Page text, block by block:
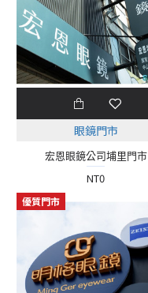
眼鏡門市
宏恩眼鏡公司埔里門市
NT0
優質門市